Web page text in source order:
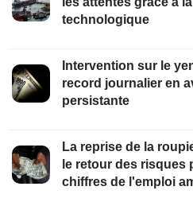
technologique
Intervention sur le
record journalier en
persistante
La reprise de la
le retour des risques
chiffres de l'emploi